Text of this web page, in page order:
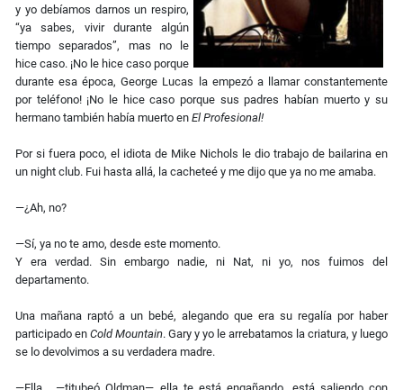
y yo debíamos darnos un respiro,
“ya sabes, vivir durante algún
tiempo sepa­rados”, mas no le
hice caso. ¡No le hice caso porque
durante esa época, George Lucas la empezó a llamar constantemente
por teléfono! ¡No le hice caso porque sus padres habían muerto y su
hermano también había muerto en El Profesional!
Por si fuera poco, el idiota de Mike Nichols le dio trabajo de bailarina en
un night club. Fui hasta allá, la cacheteé y me dijo que ya no me amaba.
—¿Ah, no?
—Sí, ya no te amo, desde este momento.
Y era verdad. Sin embargo nadie, ni Nat, ni yo, nos fuimos del
departamento.
Una mañana raptó a un bebé, alegando que era su rega­lía por haber
participado en Cold Mountain. Gary y yo le arrebatamos la criatura, y luego
se lo devolvimos a su verdadera madre.